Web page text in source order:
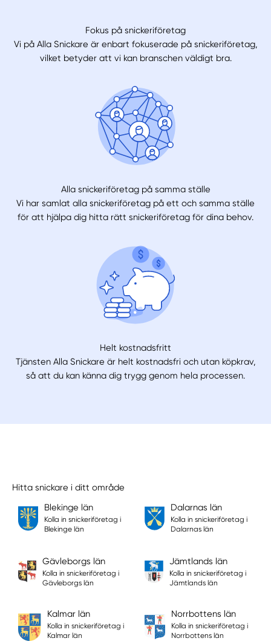
Fokus på snickeriföretag
Vi på Alla Snickare är enbart fokuserade på snickeriföretag,
vilket betyder att vi kan branschen väldigt bra.
Alla snickeriföretag på samma ställe
Vi har samlat alla snickeriföretag på ett och samma ställe
för att hjälpa dig hitta rätt snickeriföretag för dina behov.
Helt kostnadsfritt
Tjänsten Alla Snickare är helt kostnadsfri och utan köpkrav,
så att du kan känna dig trygg genom hela processen.
Hitta snickare i ditt område
Blekinge län
Kolla in snickeriföretag i
Blekinge län
Dalarnas län
Kolla in snickeriföretag i
Dalarnas län
Gävleborgs län
Kolla in snickeriföretag i
Gävleborgs län
Jämtlands län
Kolla in snickeriföretag i
Jämtlands län
Kalmar län
Kolla in snickeriföretag i
Kalmar län
Norrbottens län
Kolla in snickeriföretag i
Norrbottens län